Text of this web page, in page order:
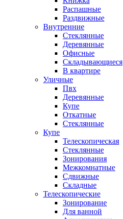
Распашные
Раздвижные
Внутренние
Стеклянные
Деревянные
Офисные
Складывающиеся
В квартире
Уличные
Пвх
Деревянные
Купе
Откатные
Стеклянные
Купе
Телескопическая
Стеклянные
Зонирования
Межкомнатные
Сдвижные
Складные
Телескопические
Зонирование
Для ванной